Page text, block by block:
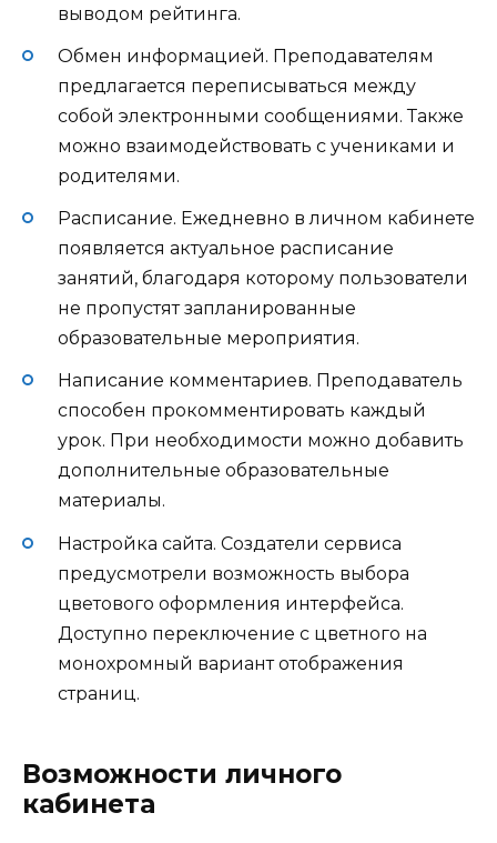
выводом рейтинга.
Обмен информацией. Преподавателям
предлагается переписываться между
собой электронными сообщениями. Также
можно взаимодействовать с учениками и
родителями.
Расписание. Ежедневно в личном кабинете
появляется актуальное расписание
занятий, благодаря которому пользователи
не пропустят запланированные
образовательные мероприятия.
Написание комментариев. Преподаватель
способен прокомментировать каждый
урок. При необходимости можно добавить
дополнительные образовательные
материалы.
Настройка сайта. Создатели сервиса
предусмотрели возможность выбора
цветового оформления интерфейса.
Доступно переключение с цветного на
монохромный вариант отображения
страниц.
Возможности личного
кабинета